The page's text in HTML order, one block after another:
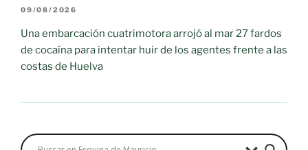
09/08/2026
Una embarcación cuatrimotora arrojó al mar 27 fardos
de cocaína para intentar huir de los agentes frente a las
costas de Huelva